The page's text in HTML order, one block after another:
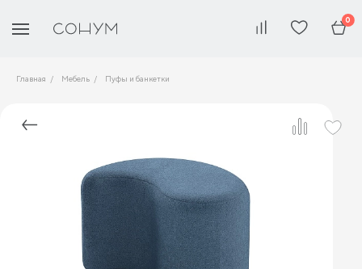
0
Главная Мебель Пуфы и банкетки